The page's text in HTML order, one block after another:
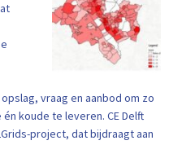
vraag en aanbod om zo
koude te leveren. CE Delft
project, dat bijdraagt aan